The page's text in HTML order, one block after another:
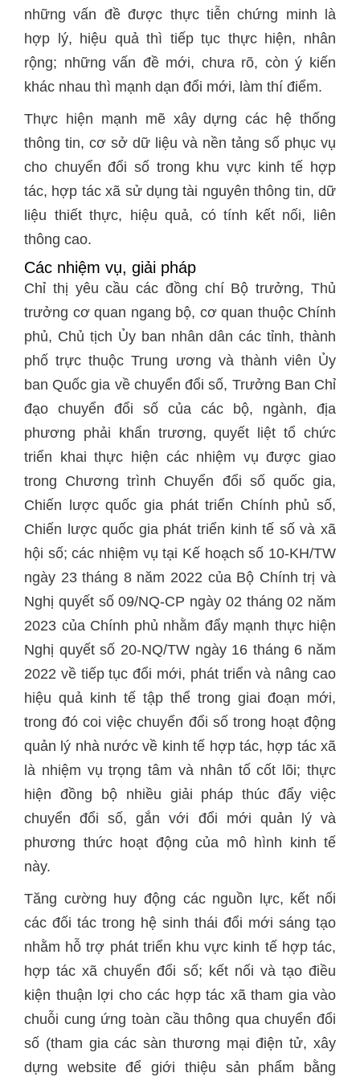
những vấn đề được thực tiễn chứng minh là
hợp lý, hiệu quả thì tiếp tục thực hiện, nhân
rộng; những vấn đề mới, chưa rõ, còn ý kiến
khác nhau thì mạnh dạn đổi mới, làm thí điểm.
Thực hiện mạnh mẽ xây dựng các hệ thống
thông tin, cơ sở dữ liệu và nền tảng số phục vụ
cho chuyển đổi số trong khu vực kinh tế hợp
tác, hợp tác xã sử dụng tài nguyên thông tin, dữ
liệu thiết thực, hiệu quả, có tính kết nối, liên
thông cao.
Các nhiệm vụ, giải pháp
Chỉ thị yêu cầu các đồng chí Bộ trưởng, Thủ
trưởng cơ quan ngang bộ, cơ quan thuộc Chính
phủ, Chủ tịch Ủy ban nhân dân các tỉnh, thành
phố trực thuộc Trung ương và thành viên Ủy
ban Quốc gia về chuyển đổi số, Trưởng Ban Chỉ
đạo chuyển đổi số của các bộ, ngành, địa
phương phải khẩn trương, quyết liệt tổ chức
triển khai thực hiện các nhiệm vụ được giao
trong Chương trình Chuyển đổi số quốc gia,
Chiến lược quốc gia phát triển Chính phủ số,
Chiến lược quốc gia phát triển kinh tế số và xã
hội số; các nhiệm vụ tại Kế hoạch số 10-KH/TW
ngày 23 tháng 8 năm 2022 của Bộ Chính trị và
Nghị quyết số 09/NQ-CP ngày 02 tháng 02 năm
2023 của Chính phủ nhằm đẩy mạnh thực hiện
Nghị quyết số 20-NQ/TW ngày 16 tháng 6 năm
2022 về tiếp tục đổi mới, phát triển và nâng cao
hiệu quả kinh tế tập thể trong giai đoạn mới,
trong đó coi việc chuyển đổi số trong hoạt động
quản lý nhà nước về kinh tế hợp tác, hợp tác xã
là nhiệm vụ trọng tâm và nhân tố cốt lõi; thực
hiện đồng bộ nhiều giải pháp thúc đẩy việc
chuyển đổi số, gắn với đổi mới quản lý và
phương thức hoạt động của mô hình kinh tế
này.
Tăng cường huy động các nguồn lực, kết nối
các đối tác trong hệ sinh thái đổi mới sáng tạo
nhằm hỗ trợ phát triển khu vực kinh tế hợp tác,
hợp tác xã chuyển đổi số; kết nối và tạo điều
kiện thuận lợi cho các hợp tác xã tham gia vào
chuỗi cung ứng toàn cầu thông qua chuyển đổi
số (tham gia các sàn thương mại điện tử, xây
dựng website để giới thiệu sản phẩm bằng